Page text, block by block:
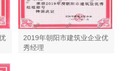
2019年朝阳市建筑业企业优
秀经理